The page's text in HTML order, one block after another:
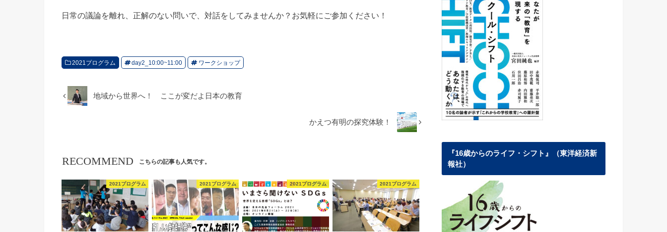
日常の議論を離れ、正解のない問いで、対話をしてみませんか？お気軽にご参加ください！
2021プログラム day2_10:00~11:00 ワークショップ
地域から世界へ！ ここが変だよ日本の教育
かえつ有明の探究体験！
RECOMMEND こちらの記事も人気です。
2021プログラム 2021プログラム 2021プログラム 2021プログラム
『16歳からのライフ・シフト』（東洋経済新
報社）